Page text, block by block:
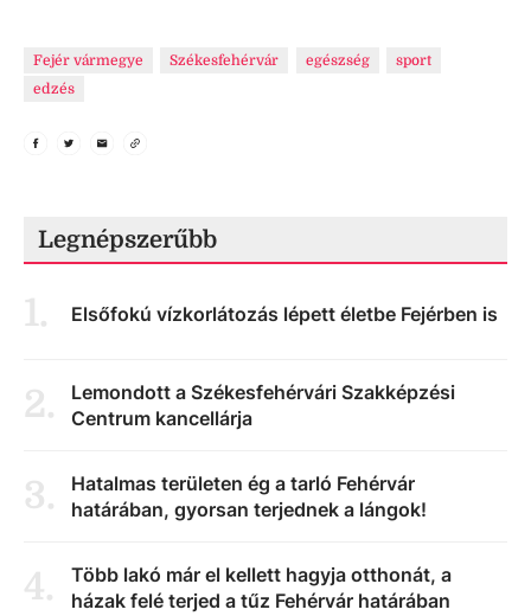
Fejér vármegye Székesfehérvár egészség
sport
edzés
Legnépszerűbb
1. Elsőfokú vízkorlátozás lépett életbe Fejérben is
2.
Lemondott a Székesfehérvári Szakképzési
Centrum kancellárja
3.
Hatalmas területen ég a tarló Fehérvár
határában, gyorsan terjednek a lángok!
4.
Több lakó már el kellett hagyja otthonát, a
házak felé terjed a tűz Fehérvár határában